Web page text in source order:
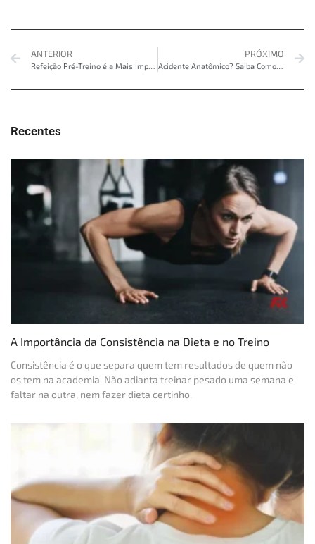
ANTERIOR
Refeição Pré-Treino é a Mais Importante? Treinar em Jejum é Melhor?
PRÓXIMO
Acidente Anatômico? Saiba Como Identificar Problemas Musculares
Recentes
A Importância da Consistência na Dieta e no Treino
Consistência é o que separa quem tem resultados de quem não
os tem na academia. Não adianta treinar pesado uma semana e
faltar na outra, nem fazer dieta certinho.